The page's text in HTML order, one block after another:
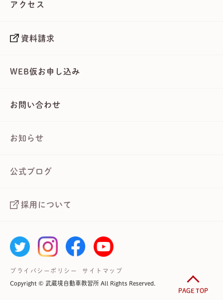
PAGE TOP
アクセス
資料請求
WEB仮お申し込み
お問い合わせ
お知らせ
公式ブログ
採用について
プライバシーポリシー サイトマップ
Copyright © 武蔵境自動車教習所 All Rights Reserved.